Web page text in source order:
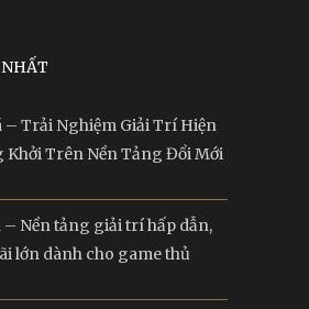
– Trải Nghiệm Giải Trí Hiện
Trên Nền Tảng Đổi Mới
– Nền tảng giải trí hấp dẫn,
lớn dành cho game thủ